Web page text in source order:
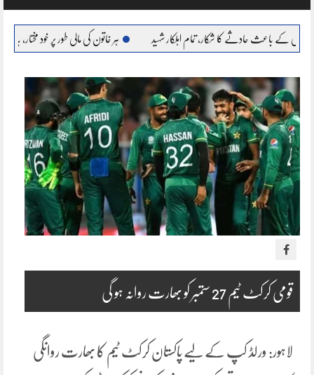
کا شکار، تمام اہلکار شہید ہر خاتون کی مالی طور پر خود مختار، بااحتیار بنانا ہمارا عزم :
قومی کرکٹ ٹیم 27 ستمبر کو بھارت روانہ ہو گی
لاہور: ورلڈ کپ کے لیے پاکستان کرکٹ ٹیم کا بھارت روانگی